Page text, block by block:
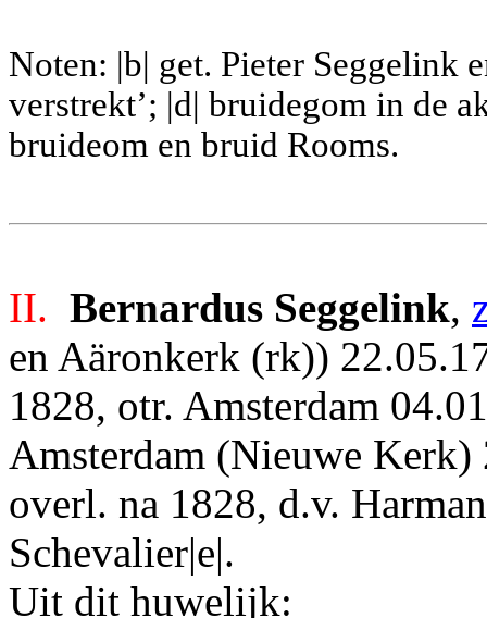
Noten: |b| get. Pieter Seggelink
verstrekt’; |d| bruidegom in de
bruideom en bruid Rooms.
II. Bernardus Seggelink,
en Aäronkerk (rk)) 22.05.
1828, otr. Amsterdam
Amsterdam (Nieuwe
overl. na 1828, d.v.
Schevalier|e|.
Uit dit huwelijk: